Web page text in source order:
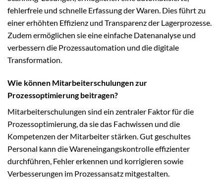
fehlerfreie und schnelle Erfassung der Waren. Dies führt zu
einer erhöhten Effizienz und Transparenz der Lagerprozesse.
Zudem ermöglichen sie eine einfache Datenanalyse und
verbessern die Prozessautomation und die digitale
Transformation.
Wie können Mitarbeiterschulungen zur
Prozessoptimierung beitragen?
Mitarbeiterschulungen sind ein zentraler Faktor für die
Prozessoptimierung, da sie das Fachwissen und die
Kompetenzen der Mitarbeiter stärken. Gut geschultes
Personal kann die Wareneingangskontrolle effizienter
durchführen, Fehler erkennen und korrigieren sowie
Verbesserungen im Prozessansatz mitgestalten.